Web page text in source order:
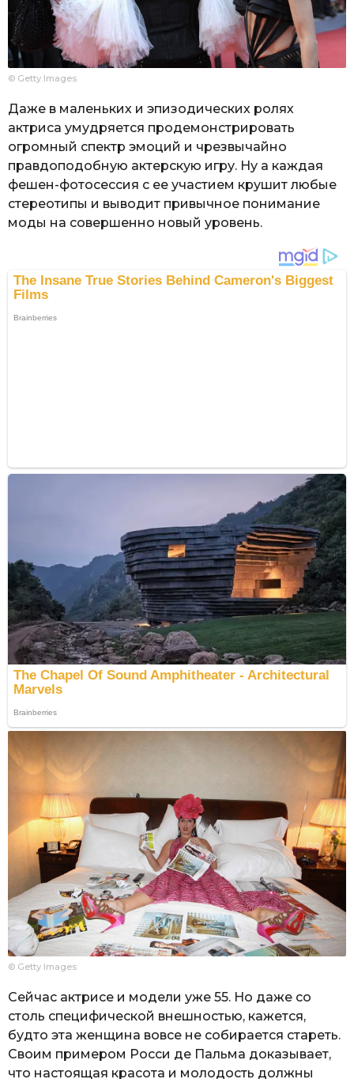
© Getty Images
Даже в маленьких и эпизодических ролях
актриса умудряется продемонстрировать
огромный спектр эмоций и чрезвычайно
правдоподобную актерскую игру. Ну а каждая
фешен-фотосессия с ее участием крушит любые
стереотипы и выводит привычное понимание
моды на совершенно новый уровень.
© Getty Images
Сейчас актрисе и модели уже 55. Но даже со
столь специфической внешностью, кажется,
будто эта женщина вовсе не собирается стареть.
Своим примером Росси де Пальма доказывает,
что настоящая красота и молодость должны